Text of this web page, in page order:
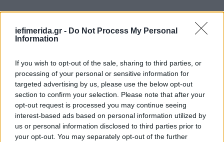
iefimerida.gr - Do Not Process My Personal
Information
If you wish to opt-out of the sale, sharing to third parties, or
processing of your personal or sensitive information for
targeted advertising by us, please use the below opt-out
section to confirm your selection. Please note that after your
opt-out request is processed you may continue seeing
interest-based ads based on personal information utilized by
us or personal information disclosed to third parties prior to
your opt-out. You may separately opt-out of the further
Όσο για τον χρόνο των ανακοινώσεων, παρότι
μέχρι και πριν λίγη ώρα ο κυβερνητικός
εκπρόσωπος Παύλος Μαρινάκης τις τοποθετούσε
την Πέμπτη, οι νεότερες πληροφορίες αναφέρουν
ότι θα γίνει τα επόμενα λεπτά.